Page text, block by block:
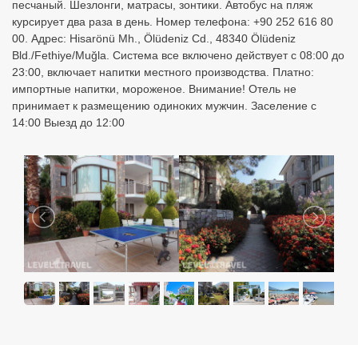
песчаный. Шезлонги, матрасы, зонтики. Автобус на пляж
курсирует два раза в день. Номер телефона: +90 252 616 80
00. Адрес: Hisarönü Mh., Ölüdeniz Cd., 48340 Ölüdeniz
Bld./Fethiye/Muğla. Система все включено действует с 08:00 до
23:00, включает напитки местного производства. Платно:
импортные напитки, мороженое. Внимание! Отель не
принимает к размещению одиноких мужчин. Заселение с
14:00 Выезд до 12:00